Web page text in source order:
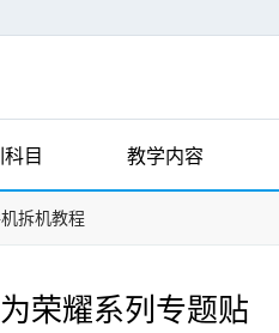
目 教学内容
拆机教程
荣耀系列专题贴